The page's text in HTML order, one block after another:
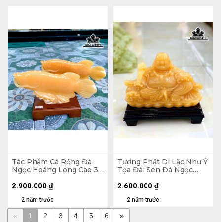
Tác Phẩm Cá Rồng Đá
Ngọc Hoàng Long Cao 30
2 năm trước
2.900.000 ₫
Tượng Phật Di Lặc Như Ý
Tọa Đài Sen Đá Ngọc
Ngang 20 (cm) 2,3kg
2 năm trước
2.600.000 ₫
« 1 2 3 4 5 6 »